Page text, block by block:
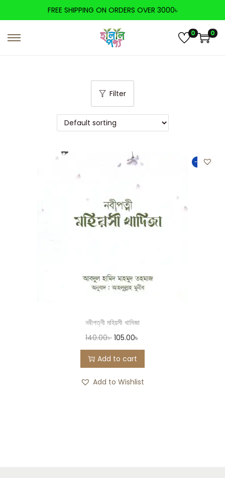
FREE SHIPPING ON ORDERS OVER 3000৳
0 0
Filter
-25%
নবীপত্নী মহিয়সী খাদিজা
140.00৳ 105.00৳
Add to cart
Add to Wishlist